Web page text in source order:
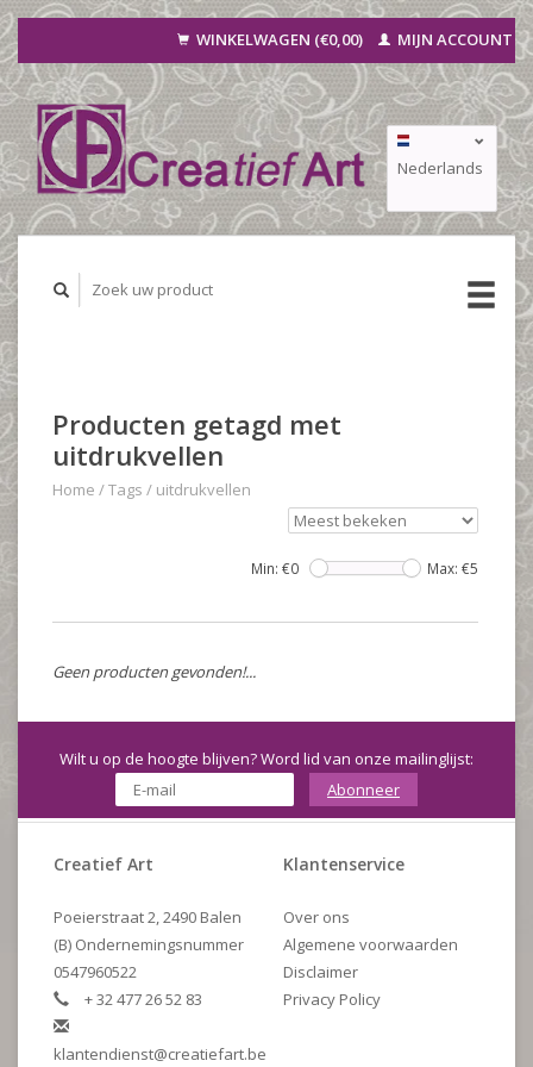
WINKELWAGEN (€0,00) MIJN ACCOUNT
Nederlands
Deutsch
Producten getagd met
uitdrukvellen
Home /Tags / uitdrukvellen
Min: €0 Max: €5
Geen producten gevonden!...
Wilt u op de hoogte blijven? Word lid van onze mailinglijst:
Abonneer
Creatief Art
Poeierstraat 2, 2490 Balen
(B) Ondernemingsnummer
0547960522
+ 32 477 26 52 83
klantendienst@creatiefart.be
Klantenservice
Over ons
Algemene voorwaarden
Disclaimer
Privacy Policy